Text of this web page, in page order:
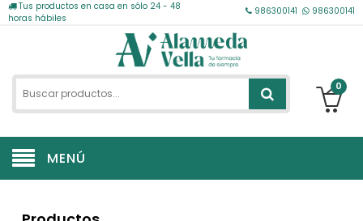
Tus productos en casa en sólo 24 - 48
horas hábiles
986300141 986300141
0
MENÚ